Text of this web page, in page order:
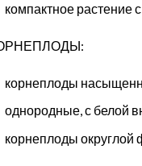
компактное растение
корнеплоды
однородные, с белой
корнеплоды округлой